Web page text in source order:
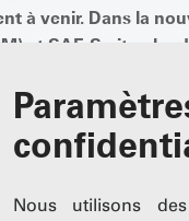
Nous utilisons
à venir. Dans la
et SAE-